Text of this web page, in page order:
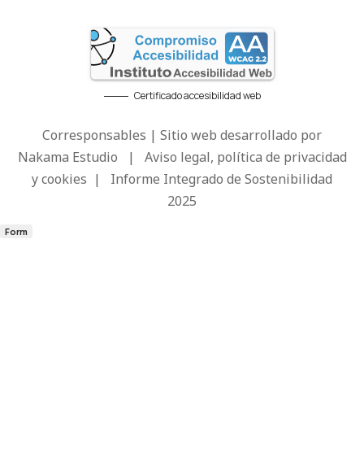
Certificado accesibilidad web
Corresponsables | Sitio web desarrollado por
Nakama Estudio | Aviso legal, política de privacidad
y cookies | Informe Integrado de Sostenibilidad
2025
Form